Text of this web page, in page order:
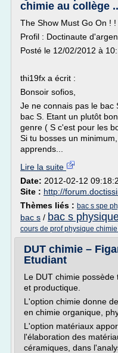
chimie au collège
The Show Must Go On ! !
Profil : Doctinaute
Posté le 12/02/2012 à
thi19fx a écrit :
Bonsoir sofios,
Je ne connais pas le bac
bac S. Etant un plutôt
genre ( S c'est pour les
Si tu bosses un
apprends...
Lire la suite
Date: 2012-02-12
Site : http://
Thèmes liés : bac s spe
bac s / bac s
cours de prof physique
DUT chimie –
Etudiant
Le DUT chimie
et productique.
L'option chimie donne
en chimie organique,
L'option matériaux
l'élaboration des
céramiques, dans